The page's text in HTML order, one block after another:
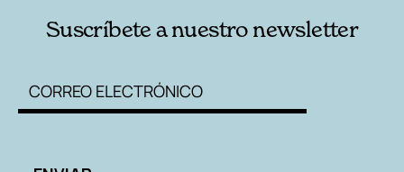
Suscríbete a nuestro newsletter